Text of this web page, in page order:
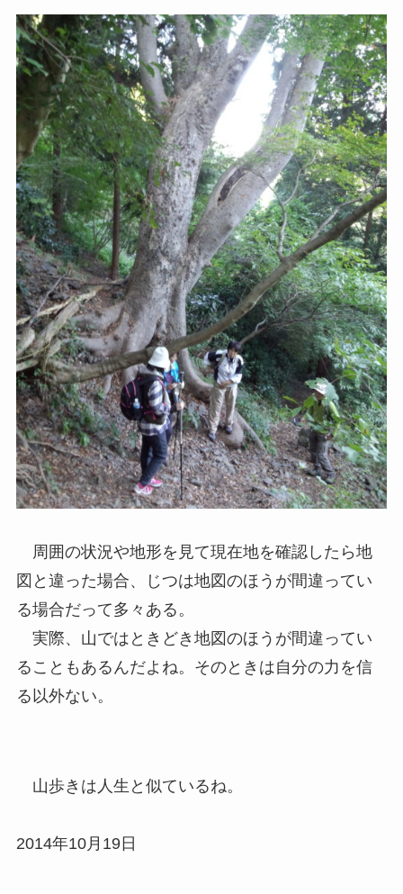
周囲の状況や地形を見て現在地を確認したら地
図と違った場合、じつは地図のほうが間違ってい
る場合だって多々ある。
実際、山ではときどき地図のほうが間違ってい
ることもあるんだよね。そのときは自分の力を信
る以外ない。
山歩きは人生と似ているね。
2014年10月19日